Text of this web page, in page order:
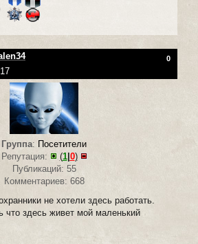
0
Группа: Посетители
Репутация:
(1| 0)
Публикаций: 55
Комментариев: 668
не хотели здесь работать.
что здесь живет мой маленький